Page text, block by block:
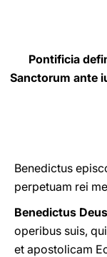
Pontificia
Sanctorum ante
Benedictus
perpetuam rei
Benedictus Deus
operibus suis,
et apostolicam